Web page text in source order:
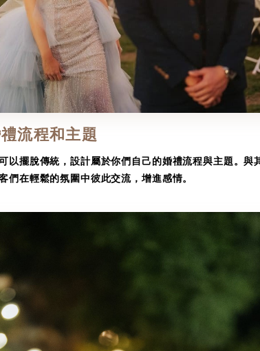
流程和主題
以擺脫傳統，設計屬於你們自己的婚禮流程與主題。與
們在輕鬆的氛圍中彼此交流，增進感情。